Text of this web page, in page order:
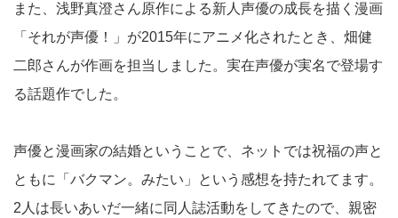
また、浅野真澄さん原作による新人声優の成長を描く漫画
「それが声優！」が2015年にアニメ化されたとき、畑健
二郎さんが作画を担当しました。実在声優が実名で登場す
る話題作でした。
声優と漫画家の結婚ということで、ネットでは祝福の声と
ともに「バクマン。みたい」という感想を持たれてます。
2人は長いあいだ一緒に同人誌活動をしてきたので、親密